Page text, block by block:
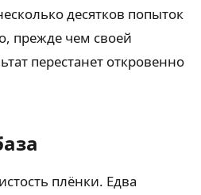
десятков попыток
прежде чем своей
перестанет откровенно
плёнки. Едва